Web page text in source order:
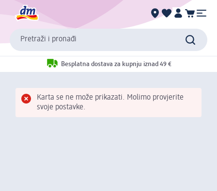
Pretraži i pronađi
Besplatna dostava za kupnju iznad 49 €
Karta se ne može prikazati. Molimo provjerite
svoje postavke.